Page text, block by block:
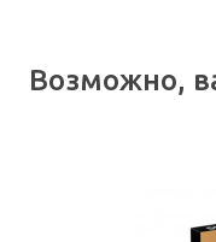
Возможно,